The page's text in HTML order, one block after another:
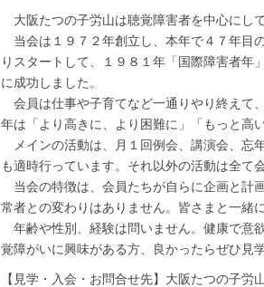
大阪たつの子労山は聴覚障害者を中心にし
当会は１９７２年創立し、本年で４７年目
りスタートして、１９８１年「国際障害者
に成功しました。
会員は仕事や子育てなど一通りやり終えて
年は「より高きに、より困難に」「もっと高
メインの活動は、月１回例会、講演会、忘
も適時行っています。それ以外の活動は全て
当会の特徴は、会員たちが自らに企画と計
常者との変わりはありません。皆さまと一緒
年齢や性別、経験は問いません。健康で意
覚障がいに興味がある方、良かったらぜひ見
【見学・入会・お問合せ先】大阪たつの子